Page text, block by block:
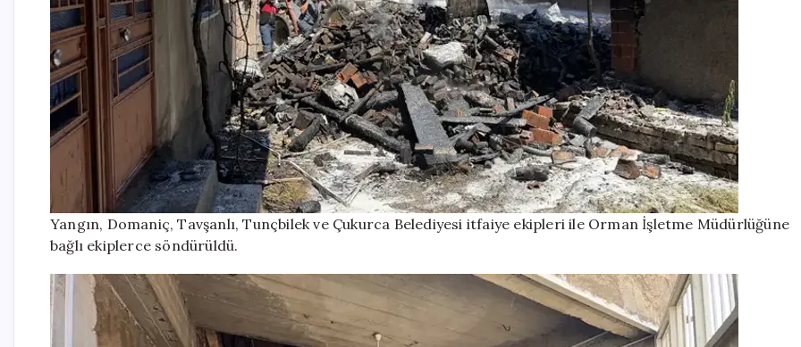
Yangın, Domaniç, Tavşanlı, Tunçbilek ve Çukurca Belediyesi itfaiye ekipleri ile Orman İşletme Müdürlüğüne
bağlı ekiplerce söndürüldü.